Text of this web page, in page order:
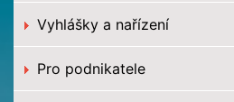
Vyhlášky a nařízení
Pro podnikatele